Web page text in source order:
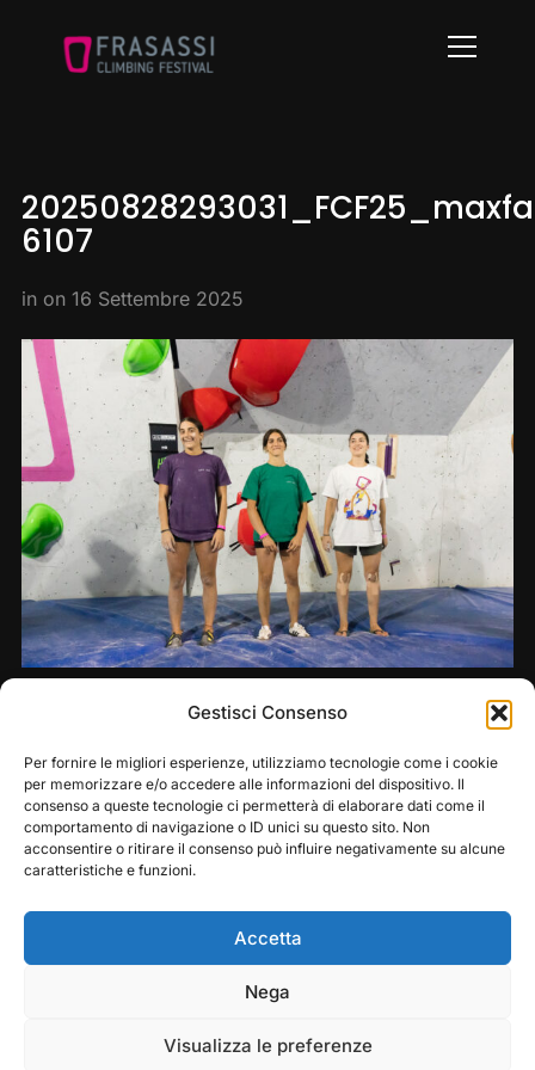
Gestisci Consenso
Per fornire le migliori esperienze, utilizziamo tecnologie come i cookie
per memorizzare e/o accedere alle informazioni del dispositivo. Il
consenso a queste tecnologie ci permetterà di elaborare dati come il
comportamento di navigazione o ID unici su questo sito. Non
acconsentire o ritirare il consenso può influire negativamente su alcune
caratteristiche e funzioni.
Accetta
Nega
Visualizza le preferenze
Info
6107
in on 16 Settembre 2025
Copyright © 2026 — Frasassi Climbing Festival. All
Rights Reserved